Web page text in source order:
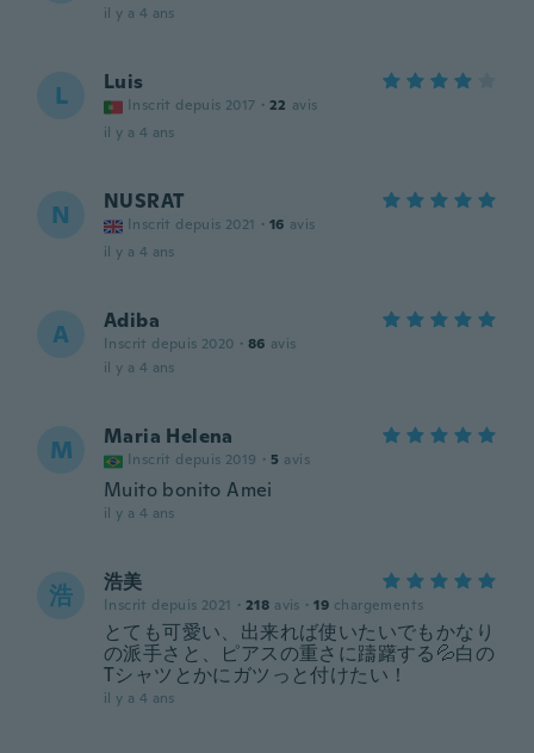
il y a 4 ans
L Luis
Inscrit depuis 2017 · 22 avis
il y a 4 ans
N NUSRAT
Inscrit depuis 2021 · 16 avis
il y a 4 ans
A Adiba
Inscrit depuis 2020 · 86 avis
il y a 4 ans
M Maria Helena
Inscrit depuis 2019 · 5 avis
Muito bonito Amei
il y a 4 ans
浩 浩美
Inscrit depuis 2021 · 218 avis · 19 chargements
とても可愛い、出来れば使いたいでもかなり
の派手さと、ピアスの重さに躊躇する💦白の
Tシャツとかにガツっと付けたい！
il y a 4 ans